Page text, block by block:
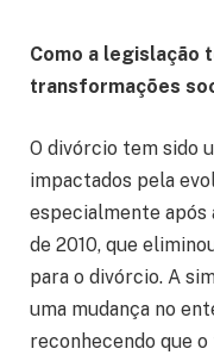
Como a legislação
transformações
O divórcio tem sido
impactados pela
especialmente após
de 2010, que
para o divórcio. A
uma mudança no
reconhecendo que